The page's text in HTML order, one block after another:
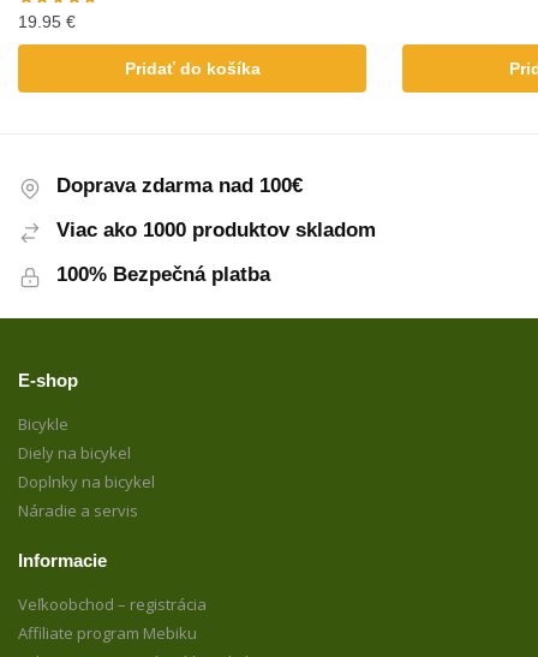
19.95 €
Pridať do košíka
Doprava zdarma nad 100€
Viac ako 1000 produktov skladom
100% Bezpečná platba
E-shop
Bicykle
Diely na bicykel
Doplnky na bicykel
Náradie a servis
Informacie
Veľkoobchod – registrácia
Affiliate program Mebiku